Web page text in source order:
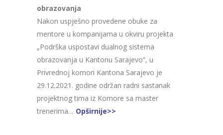
obrazovanja
Nakon uspješno provedene obuke za
mentore u kompanijama u okviru projekta
„Podrška uspostavi dualnog sistema
obrazovanja u Kantonu Sarajevo“, u
Privrednoj komori Kantona Sarajevo je
29.12.2021. godine održan radni sastanak
projektnog tima iz Komore sa master
trenerima… Opširnije>>